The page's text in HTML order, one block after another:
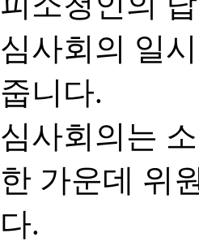
심사회의 일
줍니다.
심사회의는
한 가운데 위
다.